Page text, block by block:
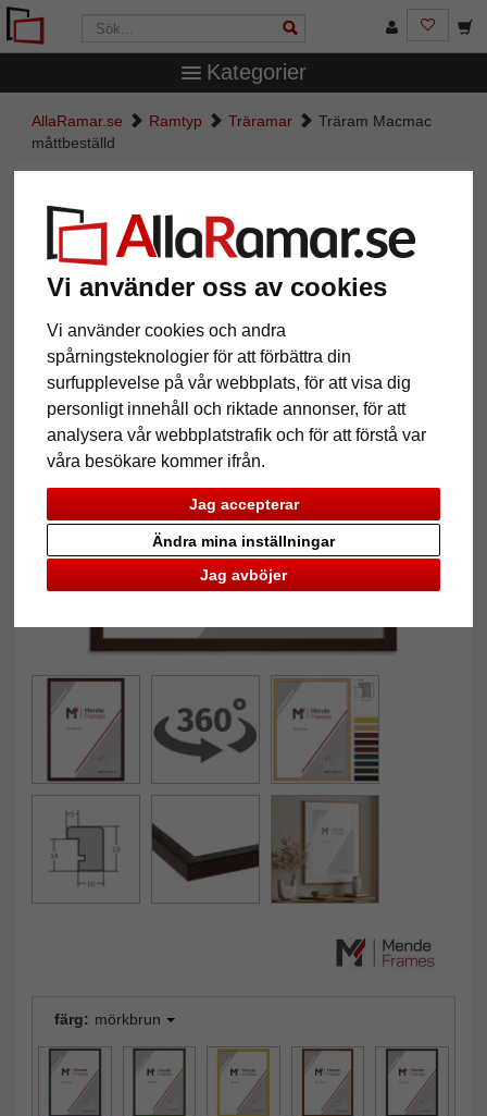
Vi använder oss av cookies
Vi använder cookies och andra
spårningsteknologier för att förbättra din
surfupplevelse på vår webbplats, för att visa dig
personligt innehåll och riktade annonser, för att
analysera vår webbplatstrafik och för att förstå var
våra besökare kommer ifrån.
Jag accepterar
Jag avböjer
Ändra mina inställningar
Kategorier
AllaRamar.se Ramtyp Träramar
Träram Macmac
måttbeställd
Tillbaka
färg: mörkbrun